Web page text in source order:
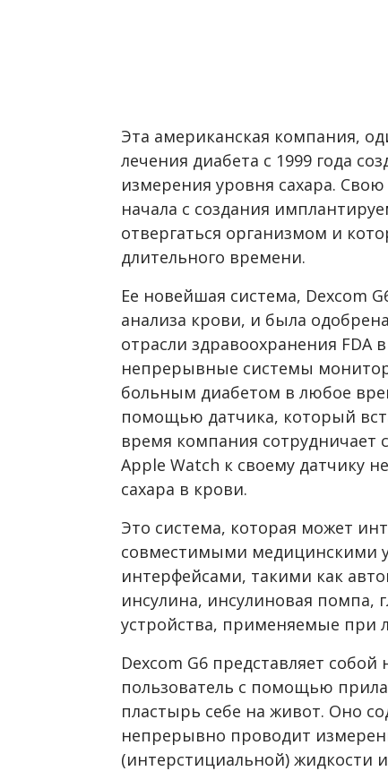
Эта американская компания,
лечения диабета с 1999 года
измерения уровня сахара.
начала с создания
отвергаться организмом и
длительного времени.
Ее новейшая система, Dexcom
анализа крови, и была
отрасли здравоохранения FDA
непрерывные системы
больным диабетом в любое
помощью датчика, который
время компания сотрудничает
Apple Watch к своему датчику
сахара в крови.
Это система, которая может
совместимыми медицинскими
интерфейсами, такими как
инсулина, инсулиновая помпа,
устройства, применяемые при
Dexcom G6 представляет
пользователь с помощью
пластырь себе на живот. Оно
непрерывно проводит
(интерстициальной) жидкости